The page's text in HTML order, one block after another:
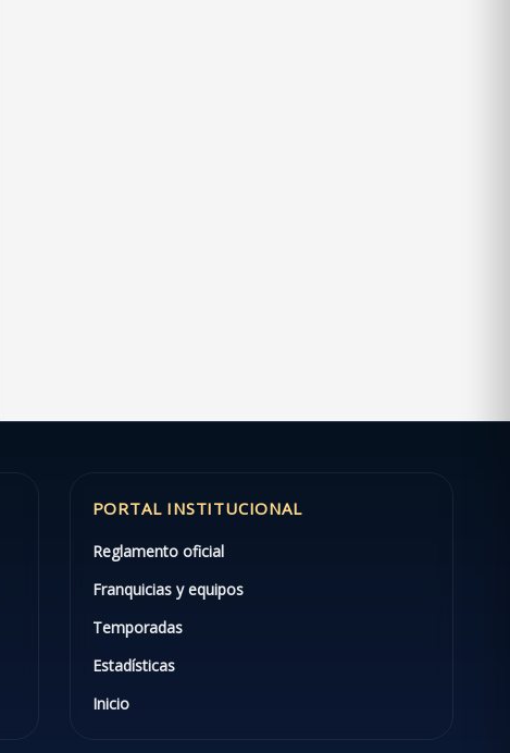
PORTAL INSTITUCIONAL
Reglamento oficial
Franquicias y equipos
Temporadas
Estadísticas
Inicio